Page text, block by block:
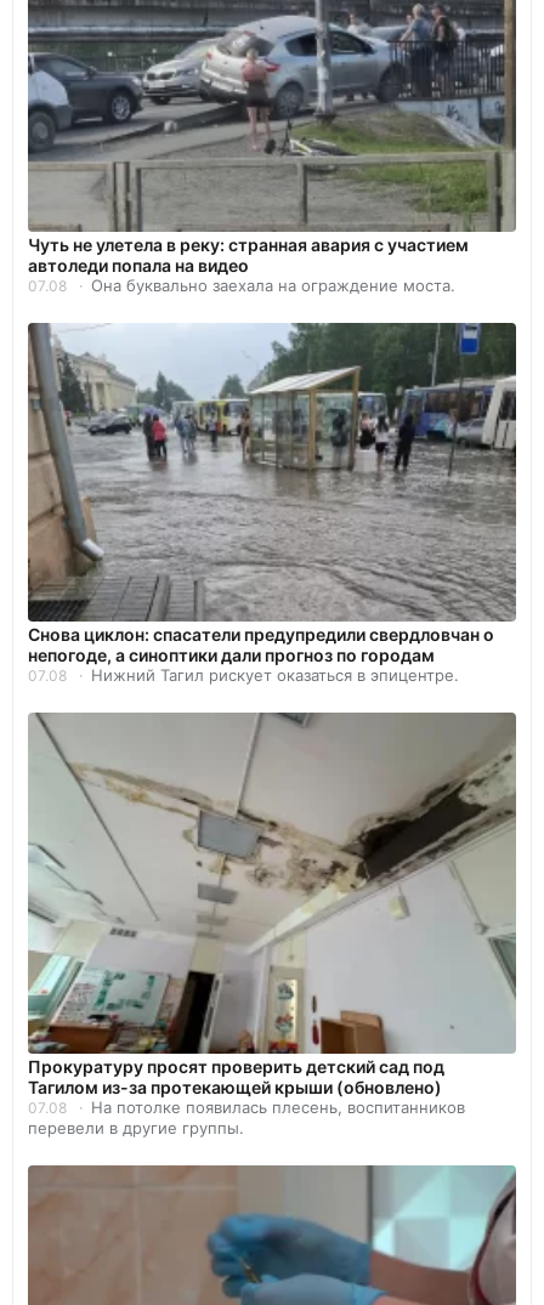
Чуть не улетела в реку: странная авария с участием
автоледи попала на видео
07.08 Она буквально заехала на ограждение моста.
Снова циклон: спасатели предупредили свердловчан о
непогоде, а синоптики дали прогноз по городам
07.08 Нижний Тагил рискует оказаться в эпицентре.
Прокуратуру просят проверить детский сад под
Тагилом из-за протекающей крыши (обновлено)
07.08
На потолке появилась плесень, воспитанников
перевели в другие группы.